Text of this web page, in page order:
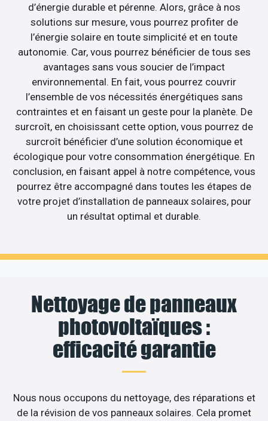
d’énergie durable et pérenne. Alors, grâce à nos
solutions sur mesure, vous pourrez profiter de
l’énergie solaire en toute simplicité et en toute
autonomie. Car, vous pourrez bénéficier de tous ses
avantages sans vous soucier de l’impact
environnemental. En fait, vous pourrez couvrir
l’ensemble de vos nécessités énergétiques sans
contraintes et en faisant un geste pour la planète. De
surcroît, en choisissant cette option, vous pourrez de
surcroît bénéficier d’une solution économique et
écologique pour votre consommation énergétique. En
conclusion, en faisant appel à notre compétence, vous
pourrez être accompagné dans toutes les étapes de
votre projet d’installation de panneaux solaires, pour
un résultat optimal et durable.
Nettoyage de panneaux
photovoltaïques :
efficacité garantie
Nous nous occupons du nettoyage, des réparations et
de la révision de vos panneaux solaires. Cela promet